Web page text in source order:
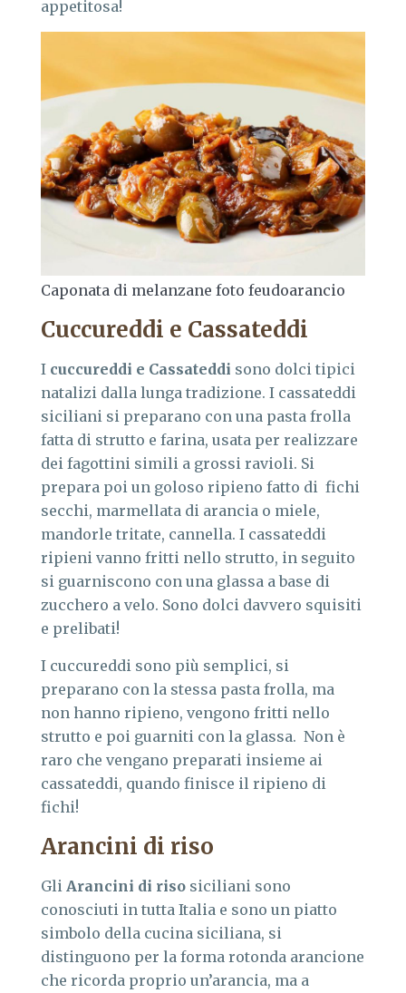
appetitosa!
Caponata di melanzane foto feudoarancio
Cuccureddi e Cassateddi
I cuccureddi e Cassateddi sono dolci tipici
natalizi dalla lunga tradizione. I cassateddi
siciliani si preparano con una pasta frolla
fatta di strutto e farina, usata per realizzare
dei fagottini simili a grossi ravioli. Si
prepara poi un goloso ripieno fatto di fichi
secchi, marmellata di arancia o miele,
mandorle tritate, cannella. I cassateddi
ripieni vanno fritti nello strutto, in seguito
si guarniscono con una glassa a base di
zucchero a velo. Sono dolci davvero squisiti
e prelibati!
I cuccureddi sono più semplici, si
preparano con la stessa pasta frolla, ma
non hanno ripieno, vengono fritti nello
strutto e poi guarniti con la glassa. Non è
raro che vengano preparati insieme ai
cassateddi, quando finisce il ripieno di
fichi!
Arancini di riso
Gli Arancini di riso siciliani sono
conosciuti in tutta Italia e sono un piatto
simbolo della cucina siciliana, si
distinguono per la forma rotonda arancione
che ricorda proprio un’arancia, ma a